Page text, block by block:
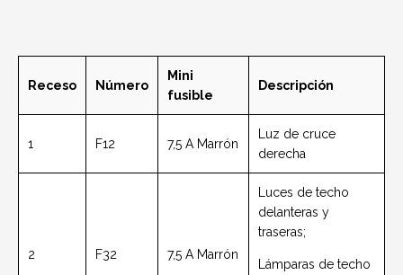
Receso Número
Mini
fusible
Descripción
1 F12 7,5 A Marrón
Luz de cruce
derecha
2 F32 7,5 A Marrón
Luces de techo
delanteras y
traseras;
Lámparas de techo